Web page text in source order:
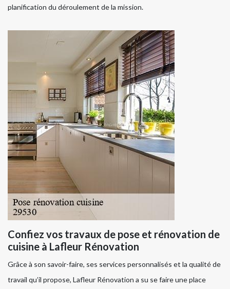
planification du déroulement de la mission.
Confiez vos travaux de pose et rénovation de
cuisine à Lafleur Rénovation
Grâce à son savoir-faire, ses services personnalisés et la qualité de
travail qu’il propose, Lafleur Rénovation a su se faire une place